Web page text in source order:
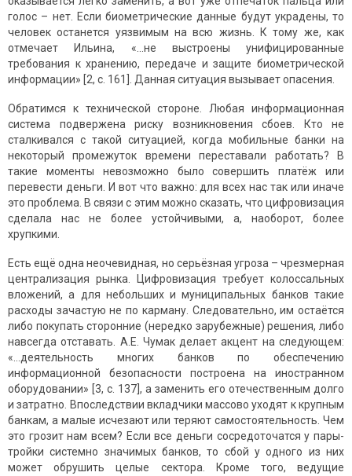
голос – нет. Если биометрические данные будут украдены, то
человек останется уязвимым на всю жизнь. К тому же, как
отмечает Ильина, «…не выстроены унифицированные
требования к хранению, передаче и защите биометрической
информации» [2, c. 161]. Данная ситуация вызывает опасения.
Обратимся к технической стороне. Любая информационная
система подвержена риску возникновения сбоев. Кто не
сталкивался с такой ситуацией, когда мобильные банки на
некоторый промежуток времени переставали работать? В
такие моменты невозможно было совершить платёж или
перевести деньги. И вот что важно: для всех нас так или иначе
это проблема. В связи с этим можно сказать, что цифровизация
сделала нас не более устойчивыми, а, наоборот, более
хрупкими.
Есть ещё одна неочевидная, но серьёзная угроза – чрезмерная
централизация рынка. Цифровизация требует колоссальных
вложений, а для небольших и муниципальных банков такие
расходы зачастую не по карману. Следовательно, им остаётся
либо покупать сторонние (нередко зарубежные) решения, либо
навсегда отставать. А.Е. Чумак делает акцент на следующем:
«…деятельность многих банков по обеспечению
информационной безопасности построена на иностранном
оборудовании» [3, c. 137], а заменить его отечественным долго
и затратно. Впоследствии вкладчики массово уходят к крупным
банкам, а малые исчезают или теряют самостоятельность. Чем
это грозит нам всем? Если все деньги сосредоточатся у пары-
тройки системно значимых банков, то сбой у одного из них
может обрушить целые сектора. Кроме того, ведущие